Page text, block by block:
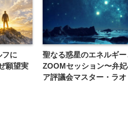
フに
願望実
聖なる惑星のエネルギ
ZOOMセッション〜弁
ア評議会マスター・ラ